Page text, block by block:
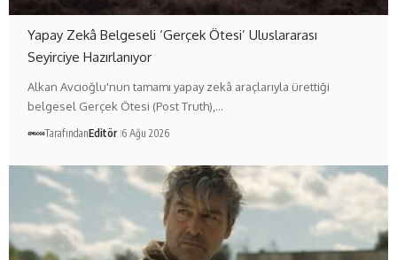
Yapay Zekâ Belgeseli ‘Gerçek Ötesi’ Uluslararası
Seyirciye Hazırlanıyor
Alkan Avcıoğlu'nun tamamı yapay zekâ araçlarıyla ürettiği
belgesel Gerçek Ötesi (Post Truth),…
TarafındanEditör 6 Ağu 2026